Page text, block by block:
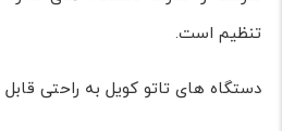
تنظیم است.
دستگاه های تاتو کویل به راحتی